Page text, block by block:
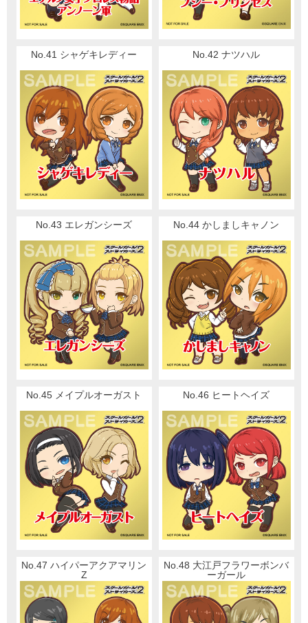
No.41 シャゲキレディー No.42 ナツハル
No.43 エレガンシーズ No.44 かしましキャノン
No.45 メイプルオーガスト No.46 ヒートヘイズ
No.47 ハイパーアクアマリン
Z
No.48 大江戸フラワーボンバ
ーガール